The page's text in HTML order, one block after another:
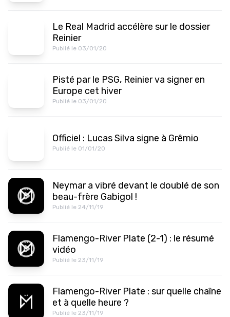
Le Real Madrid accélère sur le dossier
Reinier
Publié le 03/01/20
Pisté par le PSG, Reinier va signer en
Europe cet hiver
Publié le 03/01/20
Officiel : Lucas Silva signe à Grêmio
Publié le 01/01/20
Neymar a vibré devant le doublé de son
beau-frère Gabigol !
Publié le 24/11/19
Flamengo-River Plate (2-1) : le résumé
vidéo
Publié le 23/11/19
Flamengo-River Plate : sur quelle chaîne
et à quelle heure ?
Publié le 23/11/19